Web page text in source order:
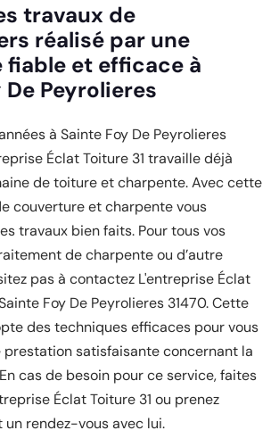
travaux de
réalisé par une
et efficace à
De Peyrolieres
à Sainte Foy De Peyrolieres
Éclat Toiture 31 travaille déjà
de toiture et charpente. Avec cette
couverture et charpente vous
travaux bien faits. Pour tous vos
de charpente ou d’autre
pas à contactez L'entreprise Éclat
Foy De Peyrolieres 31470. Cette
des techniques efficaces pour vous
prestation satisfaisante concernant la
cas de besoin pour ce service, faites
Éclat Toiture 31 ou prenez
rendez-vous avec lui.